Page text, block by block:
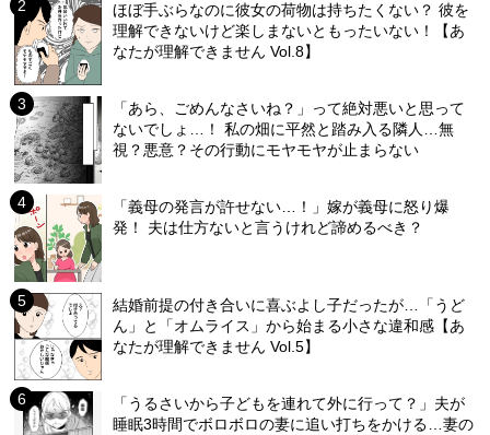
ほぼ手ぶらなのに彼女の荷物は持ちたくない？ 彼を
理解できないけど楽しまないともったいない！【あ
なたが理解できません Vol.8】
「あら、ごめんなさいね？」って絶対悪いと思って
ないでしょ…！ 私の畑に平然と踏み入る隣人…無
視？悪意？その行動にモヤモヤが止まらない
「義母の発言が許せない…！」嫁が義母に怒り爆
発！ 夫は仕方ないと言うけれど諦めるべき？
結婚前提の付き合いに喜ぶよし子だったが…「うど
ん」と「オムライス」から始まる小さな違和感【あ
なたが理解できません Vol.5】
「うるさいから子どもを連れて外に行って？」夫が
睡眠3時間でボロボロの妻に追い打ちをかける…妻の